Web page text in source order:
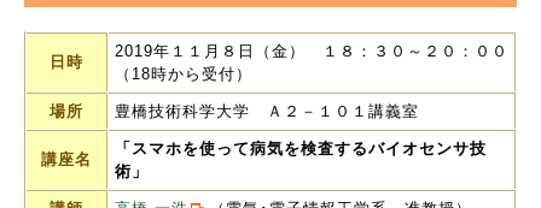
日時
2019年１１月８日（金） １８：３０～２０：００
（18時から受付）
場所 豊橋技術科学大学 Ａ２－１０１講義室
講座名
「スマホを使って病気を検査するバイオセンサ技
術」